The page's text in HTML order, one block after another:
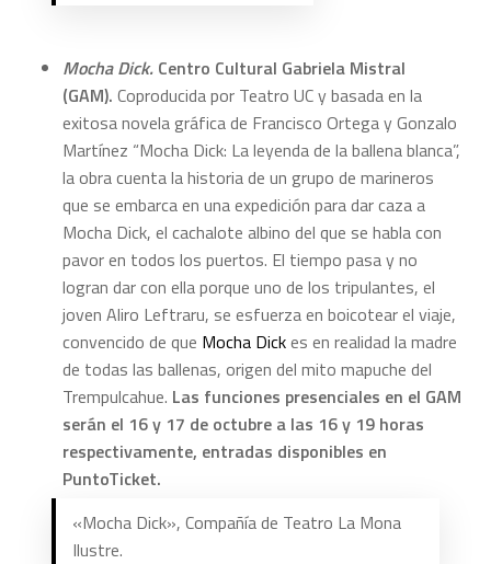
Mocha Dick. Centro Cultural Gabriela Mistral
(GAM). Coproducida por Teatro UC y basada en la
exitosa novela gráfica de Francisco Ortega y Gonzalo
Martínez “Mocha Dick: La leyenda de la ballena blanca”,
la obra cuenta la historia de un grupo de marineros
que se embarca en una expedición para dar caza a
Mocha Dick, el cachalote albino del que se habla con
pavor en todos los puertos. El tiempo pasa y no
logran dar con ella porque uno de los tripulantes, el
joven Aliro Leftraru, se esfuerza en boicotear el viaje,
convencido de que Mocha Dickes en realidad la madre
de todas las ballenas, origen del mito mapuche del
Trempulcahue. Las funciones presenciales en el GAM
serán el 16 y 17 de octubre a las 16 y 19 horas
respectivamente, entradas disponibles en
PuntoTicket.
«Mocha Dick», Compañía de Teatro La Mona
Ilustre.